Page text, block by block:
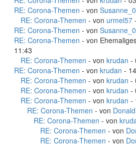
RE: Corona-Themen - von
RE: Corona-Themen - von urmel57
RE: Corona-Themen - von
RE: Corona-Themen - von
11:43
RE: Corona-Themen - von krudan -
RE: Corona-Themen - von krudan -
RE: Corona-Themen - von krudan -
RE: Corona-Themen - von krudan -
RE: Corona-Themen - von krudan -
RE: Corona-Themen - von Donald
RE: Corona-Themen - von
RE: Corona-Themen - von
RE: Corona-Themen - von